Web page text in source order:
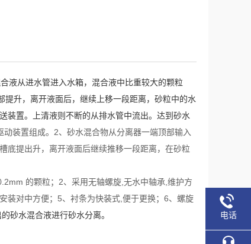
液从进水管进入水箱，混合液中比重较大的颗粒
提升，离开液面后，继续上移一段距离，砂粒中的水
装置。上清液则不断的从排水管中流出。达到砂水
装置组成。2、砂水混合物从分离器一端顶部输入
底提出升，离开液面后继续推移一段距离，在砂粒
的颗粒；2、采用无轴螺旋,无水中轴承,维护方
装对中方便；5、衬条为快装式,便于更换；6、螺旋
砂水混合液进行砂水分离。 电话